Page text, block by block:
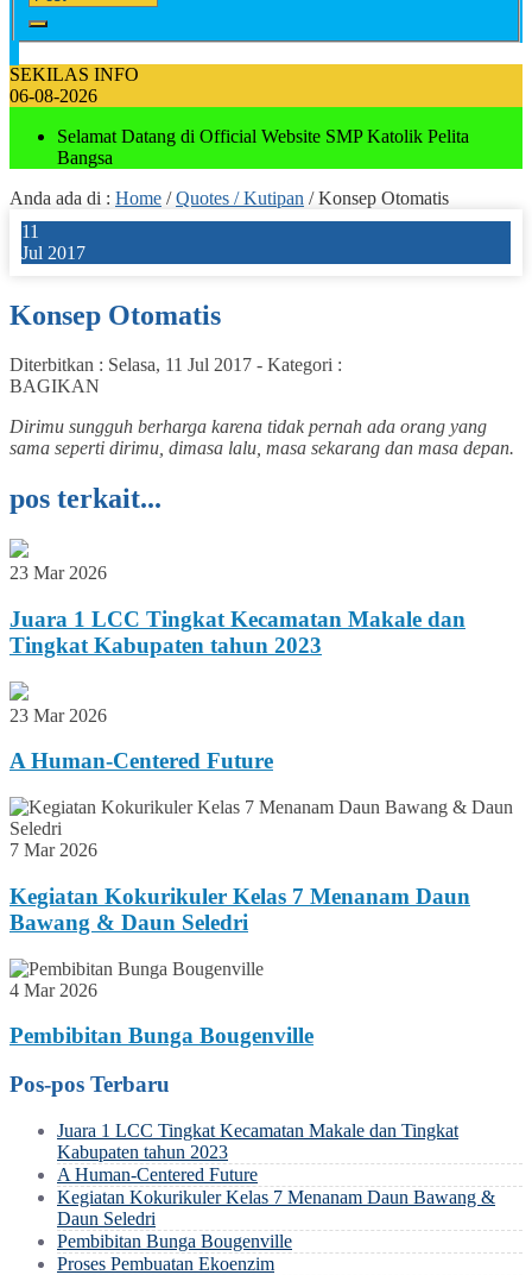
SEKILAS INFO
06-08-2026
Selamat Datang di Official Website SMP Katolik Pelita
Bangsa
Anda ada di : Home /Quotes / Kutipan /Konsep Otomatis
11
Jul 2017
Konsep Otomatis
Diterbitkan : Selasa, 11 Jul 2017 - Kategori :
BAGIKAN
Dirimu sungguh berharga karena tidak pernah ada orang yang
sama seperti dirimu, dimasa lalu, masa sekarang dan masa depan.
pos terkait...
23 Mar 2026
Juara 1 LCC Tingkat Kecamatan Makale dan
Tingkat Kabupaten tahun 2023
23 Mar 2026
A Human-Centered Future
7 Mar 2026
Kegiatan Kokurikuler Kelas 7 Menanam Daun
Bawang & Daun Seledri
4 Mar 2026
Pembibitan Bunga Bougenville
Pos-pos Terbaru
Juara 1 LCC Tingkat Kecamatan Makale dan Tingkat
Kabupaten tahun 2023
A Human-Centered Future
Kegiatan Kokurikuler Kelas 7 Menanam Daun Bawang &
Daun Seledri
Pembibitan Bunga Bougenville
Proses Pembuatan Ekoenzim